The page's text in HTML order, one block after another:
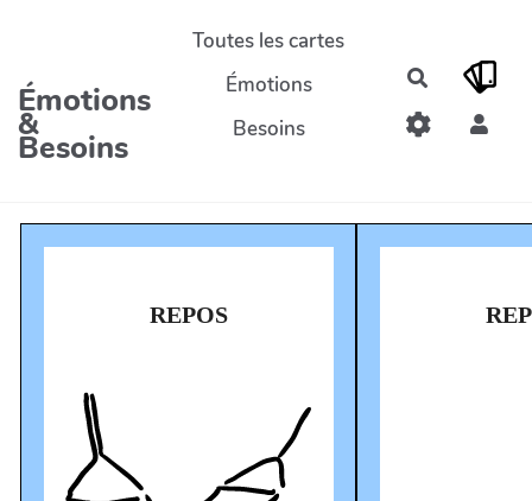
Aller au contenu principal
Émotions
&
Besoins
Toutes les cartes
Émotions
Besoins
Rechercher
REPOS